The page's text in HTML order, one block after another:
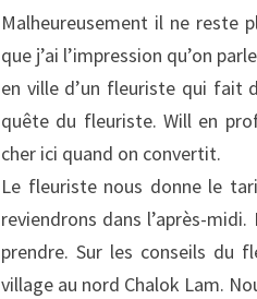
Malheureusement il ne reste
que j’ai l’impression qu’on
en ville d’un fleuriste qui fait
quête du fleuriste. Will en
cher ici quand on convertit.
Le fleuriste nous donne le
reviendrons dans l’après-
prendre. Sur les conseils du
village au nord Chalok Lam.